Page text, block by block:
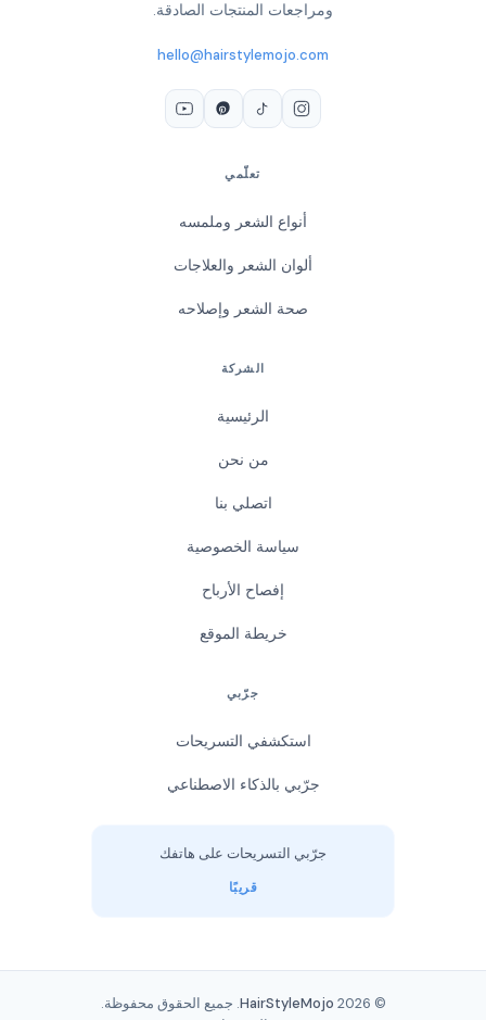
ومراجعات المنتجات الصادقة.
hello@hairstylemojo.com
تعلّمي
أنواع الشعر وملمسه
ألوان الشعر والعلاجات
صحة الشعر وإصلاحه
الشركة
الرئيسية
من نحن
اتصلي بنا
سياسة الخصوصية
إفصاح الأرباح
خريطة الموقع
جرّبي
استكشفي التسريحات
جرّبي بالذكاء الاصطناعي
جرّبي التسريحات على هاتفك
قريبًا
© 2026
HairStyleMojo. جميع الحقوق محفوظة.